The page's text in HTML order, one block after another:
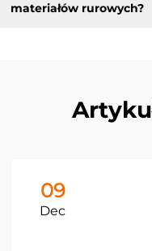
materiałów rurowych?
09
Dec